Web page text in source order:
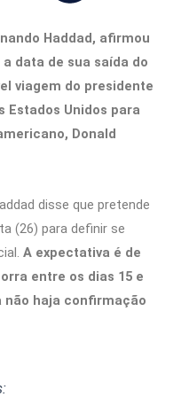
Haddad, afirmou
data de sua saída do
viagem do presidente
Estados Unidos para
Donald
disse que pretende
(26) para definir se
A expectativa é de
entre os dias 15 e
não haja confirmação